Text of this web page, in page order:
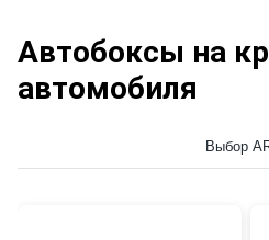
Автобоксы на
автомобиля
Выбор